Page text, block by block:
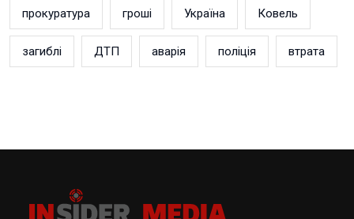
прокуратура гроші Україна Ковель
загиблі ДТП аварія поліція втрата